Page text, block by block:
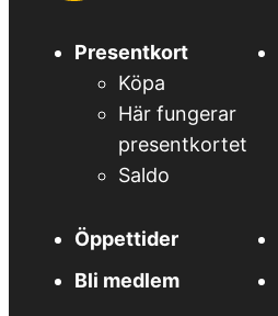
Presentkort
Köpa
Här fungerar
presentkortet
Saldo
Öppettider
Bli medlem